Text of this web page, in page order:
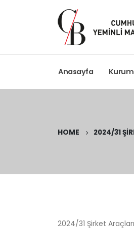
Anasayfa
HOME 2024/31
2024/31 Şirket